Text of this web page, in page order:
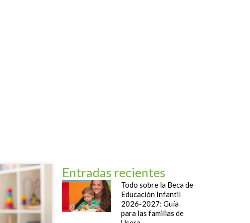
Entradas recientes
Todo sobre la Beca de
Educación Infantil
2026-2027: Guía
para las familias de